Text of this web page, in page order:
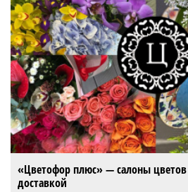
«Цветофор плюс» — салоны цветов
доставкой